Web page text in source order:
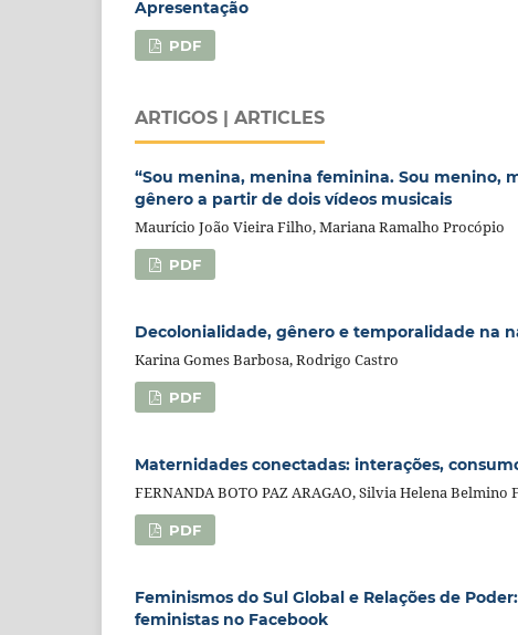
Apresentação
PDF
ARTIGOS | ARTICLES
“Sou menina, menina feminina. Sou menino,
gênero a partir de dois vídeos musicais
Maurício João Vieira Filho, Mariana Ramalho Procópio
PDF
Decolonialidade, gênero e temporalidade na
Karina Gomes Barbosa, Rodrigo Castro
PDF
Maternidades conectadas: interações,
FERNANDA BOTO PAZ ARAGAO, Silvia Helena Belmino
PDF
Feminismos do Sul Global e Relações de
feministas no Facebook